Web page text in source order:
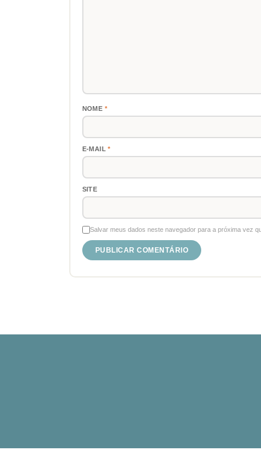
NOME *
E-MAIL*
SITE
Salvar meus dados neste navegador para a próxima vez